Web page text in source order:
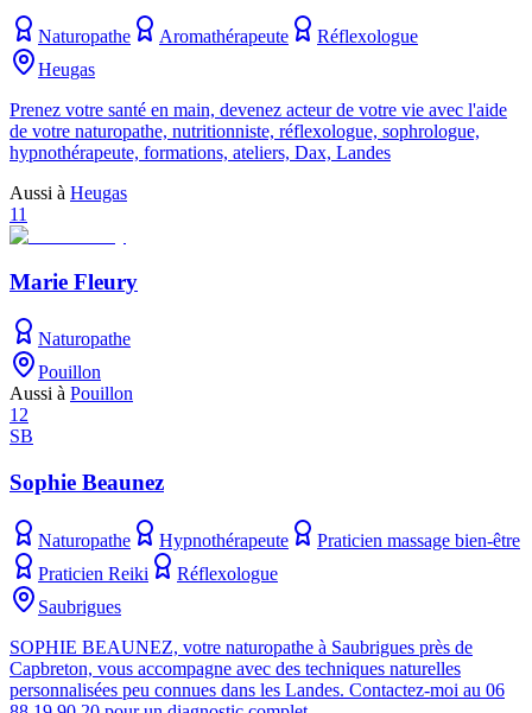
Naturopathe Aromathérapeute
Réflexologue
Heugas
Prenez votre santé en main, devenez acteur de votre vie avec l'aide
de votre naturopathe, nutritionniste, réflexologue, sophrologue,
hypnothérapeute, formations, ateliers, Dax, Landes
Aussi à Heugas
11
Marie Fleury
Naturopathe
Pouillon
Aussi à Pouillon
12
SB
Sophie Beaunez
Naturopathe Hypnothérapeute
Praticien massage bien-être
Praticien Reiki
Réflexologue
Saubrigues
SOPHIE BEAUNEZ, votre naturopathe à Saubrigues près de
Capbreton, vous accompagne avec des techniques naturelles
personnalisées peu connues dans les Landes. Contactez-moi au 06